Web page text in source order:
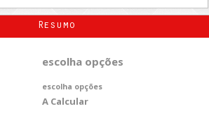
Resumo
escolha opções
escolha opções
A Calcular